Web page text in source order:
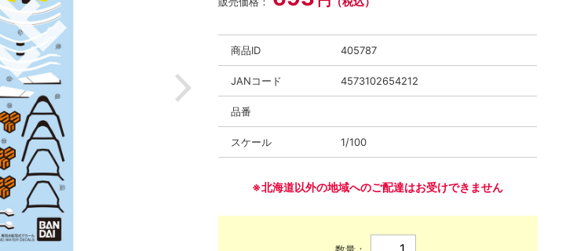
商品ID 405787
JANコード 4573102654212
品番
スケール 1/100
※北海道以外の地域へのご配達はお受けできません